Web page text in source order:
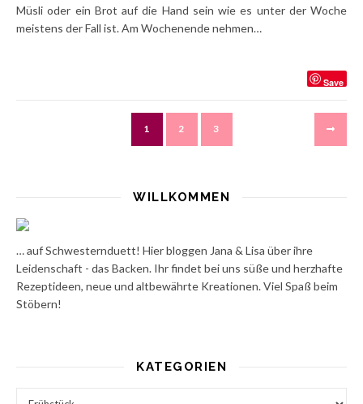
Müsli oder ein Brot auf die Hand sein wie es unter der Woche
meistens der Fall ist. Am Wochenende nehmen…
Save
1 2 3
WILLKOMMEN
… auf Schwesternduett! Hier bloggen Jana & Lisa über ihre
Leidenschaft - das Backen. Ihr findet bei uns süße und herzhafte
Rezeptideen, neue und altbewährte Kreationen. Viel Spaß beim
Stöbern!
KATEGORIEN